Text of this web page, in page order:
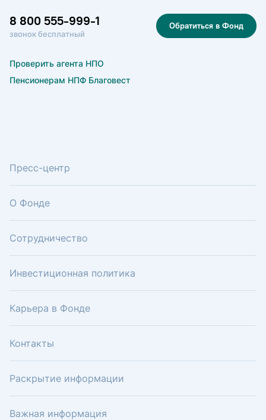
8 800 555-999-1
звонок бесплатный
Обратиться в Фонд
Проверить агента НПО
Пенсионерам НПФ Благовест
Пресс-центр
О Фонде
Сотрудничество
Инвестиционная политика
Карьера в Фонде
Контакты
Раскрытие информации
Важная информация